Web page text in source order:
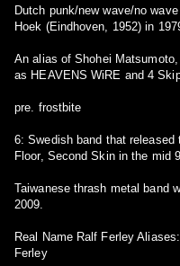
Dutch punk/new wave/no
Hoek (Eindhoven, 1952) in
An alias of Shohei
as HEAVENS WiRE and 4
pre. frostbite
6: Swedish band that released two albums, Wildlife Excursion and 1st
Floor, Second Skin in the mid
Taiwanese thrash metal band
2009.
Real Name Ralf Ferley
Ferley